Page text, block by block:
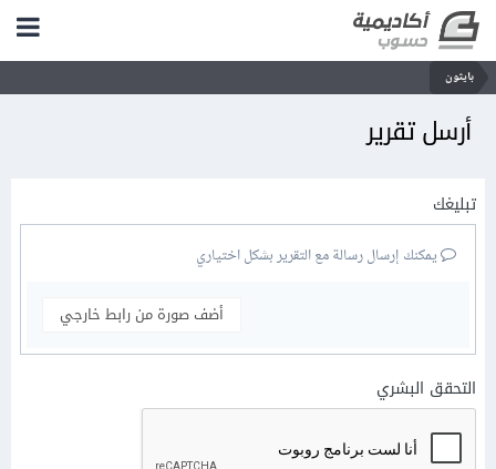
بايثون
أرسل تقرير
تبليغك
يمكنك إرسال رسالة مع التقرير بشكل اختياري
أضف صورة من رابط خارجي
التحقق البشري